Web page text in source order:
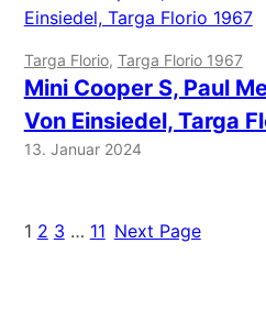
Targa Florio, Targa Florio 1967
Mini Cooper S, Paul
Von Einsiedel, Targa
13. Januar 2024
1 2 3 … 11 Next Page